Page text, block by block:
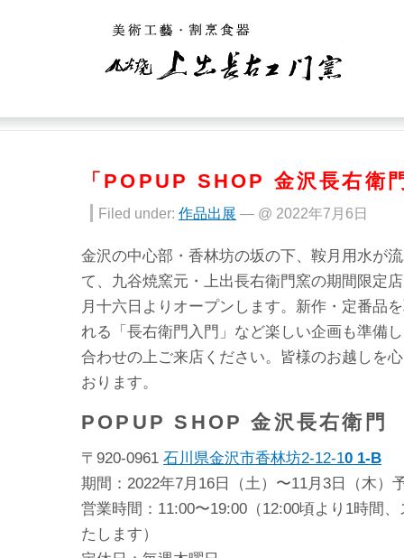
「POPUP SHOP 金沢長右衛
Filed under: 作品出展 — @ 2022年7月6日
金沢の中心部・香林坊の坂の下、鞍月用水が
て、九谷焼窯元・上出長右衛門窯の期間限定
月十六日よりオープンします。新作・定番品
れる「長右衛門入門」など楽しい企画も準備
合わせの上ご来店ください。皆様のお越しを
おります。
POPUP SHOP 金沢長右衛門
〒920-0961 石川県金沢市香林坊2-12-10 1-B
期間：2022年7月16日（土）〜11月3日（木）
営業時間：11:00〜19:00（12:00頃より1時間
たします）